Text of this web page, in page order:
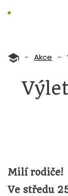
- Akce -
Milí rodiče!
Ve středu